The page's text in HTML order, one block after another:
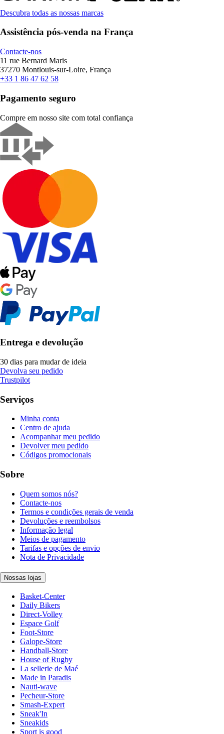
Descubra todas as nossas marcas
Assistência pós-venda na França
Contacte-nos
11 rue Bernard Maris
37270 Montlouis-sur-Loire, França
+33 1 86 47 62 58
Pagamento seguro
Compre em nosso site com total confiança
Entrega e devolução
30 dias para mudar de ideia
Devolva seu pedido
Trustpilot
Serviços
Minha conta
Centro de ajuda
Acompanhar meu pedido
Devolver meu pedido
Códigos promocionais
Sobre
Quem somos nós?
Contacte-nos
Termos e condições gerais de venda
Devoluções e reembolsos
Informação legal
Meios de pagamento
Tarifas e opções de envio
Nota de Privacidade
Nossas lojas
Basket-Center
Daily Bikers
Direct-Volley
Espace Golf
Foot-Store
Galope-Store
Handball-Store
House of Rugby
La sellerie de Maé
Made in Paradis
Nauti-wave
Pecheur-Store
Smash-Expert
Sneak'In
Sneakids
Sport is good